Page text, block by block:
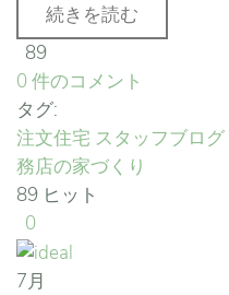
続きを読む
89
0 件のコメント
タグ:
注文住宅 スタッフブログ
務店の家づくり
89 ヒット
0
7月